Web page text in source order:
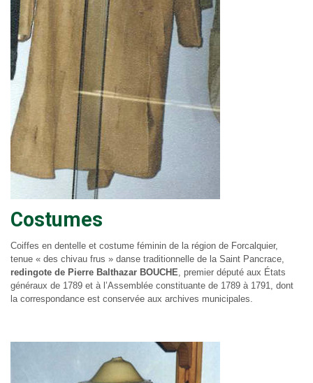
Costumes
Coiffes en dentelle et costume féminin de la région de Forcalquier,
tenue « des chivau frus » danse traditionnelle de la Saint Pancrace,
redingote de Pierre Balthazar BOUCHE , premier député aux États
généraux de 1789 et à l’Assemblée constituante de 1789 à 1791, dont
la correspondance est conservée aux archives municipales.